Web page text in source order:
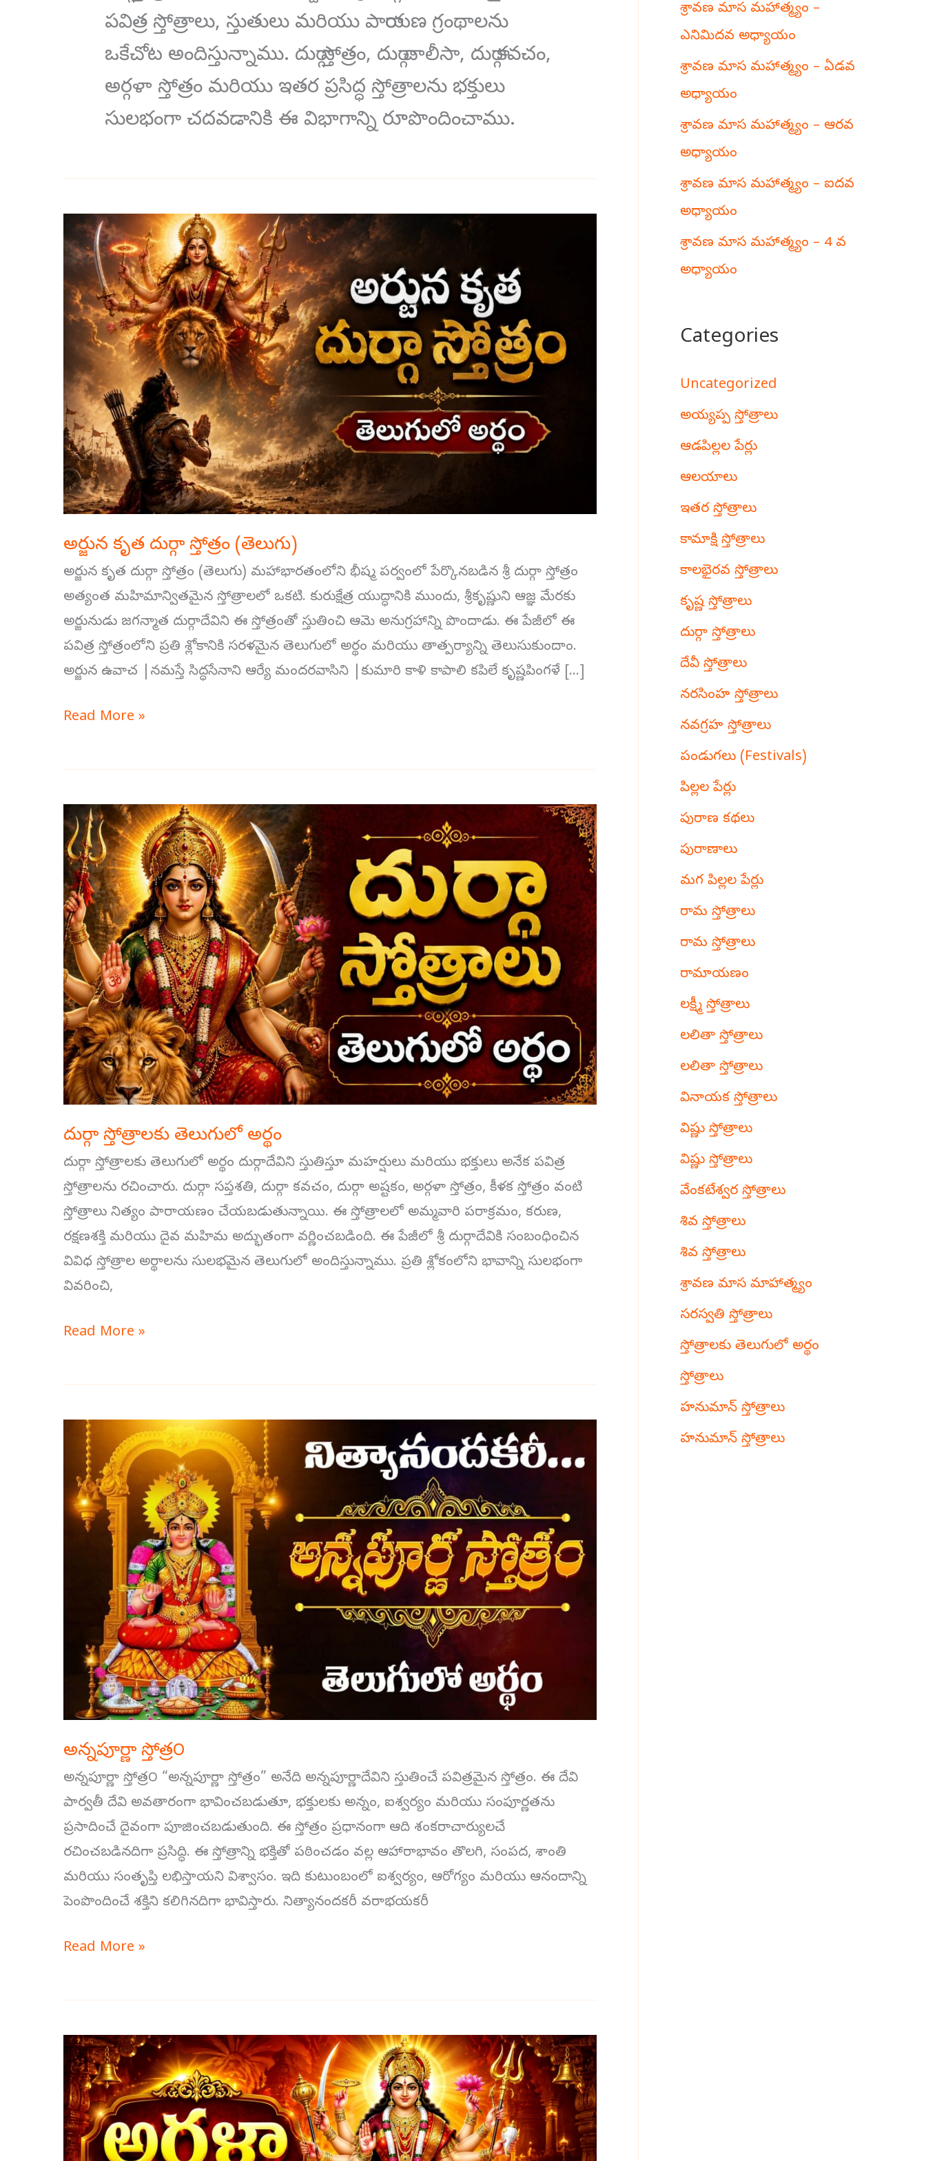
పవిత్ర స్తోత్రాలు, స్తుతులు మరియు పారాయణ గ్రంథాలను
ఒకేచోట అందిస్తున్నాము. దుర్గా స్తోత్రం, దుర్గా చాలీసా, దుర్గా కవచం,
అర్గళా స్తోత్రం మరియు ఇతర ప్రసిద్ధ స్తోత్రాలను భక్తులు
సులభంగా చదవడానికి ఈ విభాగాన్ని రూపొందించాము.
అర్జున కృత దుర్గా స్తోత్రం (తెలుగు)
అర్జున కృత దుర్గా స్తోత్రం (తెలుగు) మహాభారతంలోని భీష్మ పర్వంలో పేర్కొనబడిన శ్రీ దుర్గా స్తోత్రం
అత్యంత మహిమాన్వితమైన స్తోత్రాలలో ఒకటి. కురుక్షేత్ర యుద్ధానికి ముందు, శ్రీకృష్ణుని ఆజ్ఞ మేరకు
అర్జునుడు జగన్మాత దుర్గాదేవిని ఈ స్తోత్రంతో స్తుతించి ఆమె అనుగ్రహాన్ని పొందాడు. ఈ పేజీలో ఈ
పవిత్ర స్తోత్రంలోని ప్రతి శ్లోకానికి సరళమైన తెలుగులో అర్థం మరియు తాత్పర్యాన్ని తెలుసుకుందాం.
అర్జున ఉవాచ |నమస్తే సిద్ధసేనాని ఆర్యే మందరవాసిని |కుమారి కాళి కాపాలి కపిలే కృష్ణపింగళే […]
అర్జున
కృత
దుర్గా
స్తోత్రం
(తెలుగు)
Read More »
దుర్గా స్తోత్రాలకు తెలుగులో అర్థం
దుర్గా స్తోత్రాలకు తెలుగులో అర్థం దుర్గాదేవిని స్తుతిస్తూ మహర్షులు మరియు భక్తులు అనేక పవిత్ర
స్తోత్రాలను రచించారు. దుర్గా సప్తశతి, దుర్గా కవచం, దుర్గా అష్టకం, అర్గళా స్తోత్రం, కీళక స్తోత్రం వంటి
స్తోత్రాలు నిత్యం పారాయణం చేయబడుతున్నాయి. ఈ స్తోత్రాలలో అమ్మవారి పరాక్రమం, కరుణ,
రక్షణశక్తి మరియు దైవ మహిమ అద్భుతంగా వర్ణించబడింది. ఈ పేజీలో శ్రీ దుర్గాదేవికి సంబంధించిన
వివిధ స్తోత్రాల అర్థాలను సులభమైన తెలుగులో అందిస్తున్నాము. ప్రతి శ్లోకంలోని భావాన్ని సులభంగా
వివరించి,
దుర్గా
స్తోత్రాలకు
తెలుగులో
అర్థం
Read More »
అన్నపూర్ణా స్తోత్ర౦
అన్నపూర్ణా స్తోత్ర౦ “అన్నపూర్ణా స్తోత్రం” అనేది అన్నపూర్ణాదేవిని స్తుతించే పవిత్రమైన స్తోత్రం. ఈ దేవి
పార్వతీ దేవి అవతారంగా భావించబడుతూ, భక్తులకు అన్నం, ఐశ్వర్యం మరియు సంపూర్ణతను
ప్రసాదించే దైవంగా పూజించబడుతుంది. ఈ స్తోత్రం ప్రధానంగా ఆది శంకరాచార్యులచే
రచించబడినదిగా ప్రసిద్ధి. ఈ స్తోత్రాన్ని భక్తితో పఠించడం వల్ల ఆహారాభావం తొలగి, సంపద, శాంతి
మరియు సంతృప్తి లభిస్తాయని విశ్వాసం. ఇది కుటుంబంలో ఐశ్వర్యం, ఆరోగ్యం మరియు ఆనందాన్ని
పెంపొందించే శక్తిని కలిగినదిగా భావిస్తారు. నిత్యానందకరీ వరాభయకరీ
అన్నపూర్ణా
స్తోత్ర౦
Read More »
అర్గళా
స్తోత్రం
అర్థం
h
శ్రావణ మాస మహాత్మ్యం –
ఎనిమిదవ అధ్యాయం
శ్రావణ మాస మహాత్మ్యం – ఏడవ
అధ్యాయం
శ్రావణ మాస మహాత్మ్యం – ఆరవ
అధ్యాయం
శ్రావణ మాస మహాత్మ్యం – ఐదవ
అధ్యాయం
శ్రావణ మాస మహాత్మ్యం – 4 వ
అధ్యాయం
Categories
Uncategorized
అయ్యప్ప స్తోత్రాలు
ఆడపిల్లల పేర్లు
ఆలయాలు
ఇతర స్తోత్రాలు
కామాక్షి స్తోత్రాలు
కాలభైరవ స్తోత్రాలు
కృష్ణ స్తోత్రాలు
దుర్గా స్తోత్రాలు
దేవీ స్తోత్రాలు
నరసింహ స్తోత్రాలు
నవగ్రహ స్తోత్రాలు
పండుగలు (Festivals)
పిల్లల పేర్లు
పురాణ కథలు
పురాణాలు
మగ పిల్లల పేర్లు
రామ స్తోత్రాలు
రామ స్తోత్రాలు
రామాయణం
లక్ష్మీ స్తోత్రాలు
లలితా స్తోత్రాలు
లలితా స్తోత్రాలు
వినాయక స్తోత్రాలు
విష్ణు స్తోత్రాలు
విష్ణు స్తోత్రాలు
వేంకటేశ్వర స్తోత్రాలు
శివ స్తోత్రాలు
శివ స్తోత్రాలు
శ్రావణ మాస మాహాత్మ్యం
సరస్వతి స్తోత్రాలు
స్తోత్రాలకు తెలుగులో అర్థం
స్తోత్రాలు
హనుమాన్ స్తోత్రాలు
హనుమాన్ స్తోత్రాలు